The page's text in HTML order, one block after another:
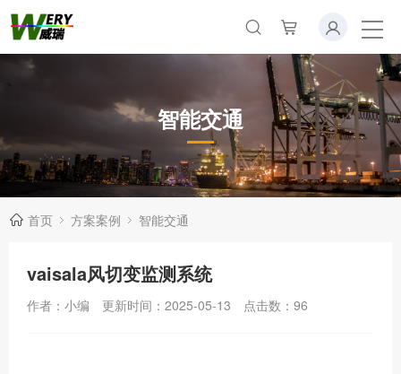
智能交通
首页 方案案例 智能交通
vaisala风切变监测系统
作者：小编 更新时间：2025-05-13 点击数： 96